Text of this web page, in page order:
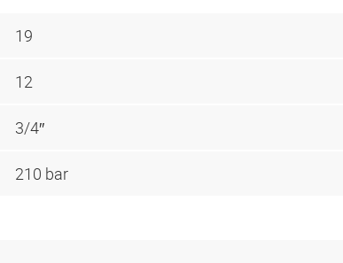
19
12
3/4″
210 bar